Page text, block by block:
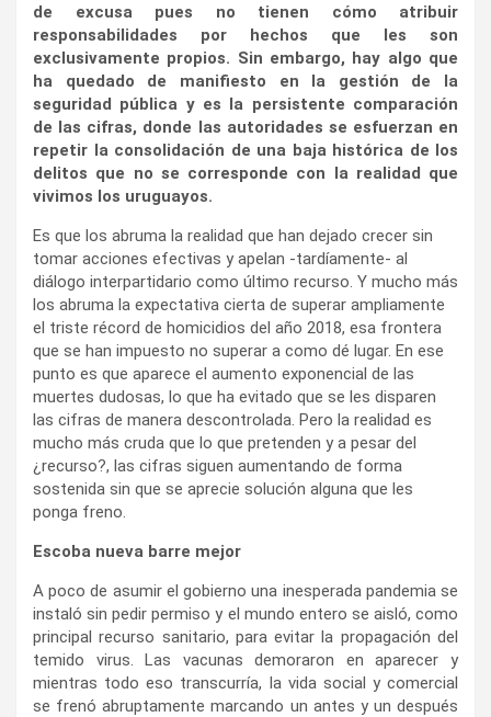
de excusa pues no tienen cómo atribuir
responsabilidades por hechos que les son
exclusivamente propios. Sin embargo, hay algo que
ha quedado de manifiesto en la gestión de la
seguridad pública y es la persistente comparación
de las cifras, donde las autoridades se esfuerzan en
repetir la consolidación de una baja histórica de los
delitos que no se corresponde con la realidad que
vivimos los uruguayos.
Es que los abruma la realidad que han dejado crecer sin
tomar acciones efectivas y apelan -tardíamente- al
diálogo interpartidario como último recurso. Y mucho más
los abruma la expectativa cierta de superar ampliamente
el triste récord de homicidios del año 2018, esa frontera
que se han impuesto no superar a como dé lugar. En ese
punto es que aparece el aumento exponencial de las
muertes dudosas, lo que ha evitado que se les disparen
las cifras de manera descontrolada. Pero la realidad es
mucho más cruda que lo que pretenden y a pesar del
¿recurso?, las cifras siguen aumentando de forma
sostenida sin que se aprecie solución alguna que les
ponga freno.
Escoba nueva barre mejor
A poco de asumir el gobierno una inesperada pandemia se
instaló sin pedir permiso y el mundo entero se aisló, como
principal recurso sanitario, para evitar la propagación del
temido virus. Las vacunas demoraron en aparecer y
mientras todo eso transcurría, la vida social y comercial
se frenó abruptamente marcando un antes y un después